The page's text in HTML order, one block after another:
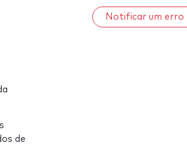
Notificar um erro
de